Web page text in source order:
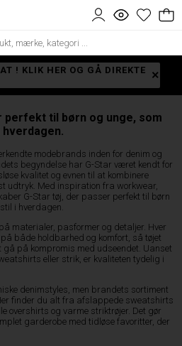
! KLIK HER OG GÅ DIREKTE
perfekt til børn og unge, som
modebrands inden for denim og
begyndelse har G-Star været kendt for
kvalitet og evnen til at kombinere
udtryk. Med inspiration fra workwear,
G-Star tøj, der passer perfekt til børn
i hverdagen.
materialer, pasformer og detaljer. Hver
både holdbarhed og komfort, så tøjet
gå på kompromis med udseendet. Uanset
eller strik, er kvaliteten tydelig i
denimstyles, men brandets sortiment
finder du alt fra afslappede sweatshirts
overshirts og varme striktrøjer. Det gør
garderobe med tidløse favoritter, der